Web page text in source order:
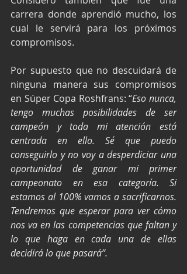
carrera donde aprendió mucho, los
cual le servirá para los próximos
compromisos.
Por supuesto que no descuidará de
ninguna manera sus compromisos
en Súper Copa Roshfrans: “Eso nunca,
tengo muchas posibilidades de ser
campeón y toda mi atención está
centrada en ello. Sé que puedo
conseguirlo y no voy a desperdiciar una
oportunidad de ganar mi primer
campeonato en esa categoría. Si
estamos al 100% vamos a sacrificarnos.
Tendremos que esperar para ver cómo
nos va en las competencias que faltan y
lo que haga en cada una de ellas
decidirá lo que pasará”.